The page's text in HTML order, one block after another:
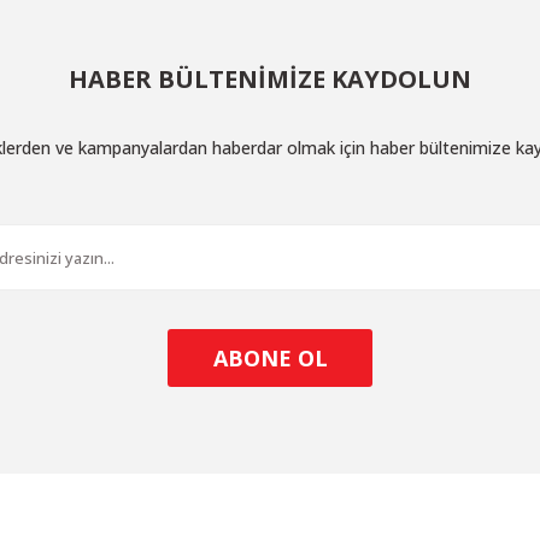
HABER BÜLTENİMİZE KAYDOLUN
ve kampanyalardan haberdar olmak için haber bültenimize
ABONE OL